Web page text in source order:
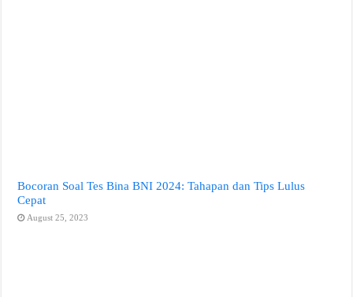
Bocoran Soal Tes Bina BNI 2024: Tahapan dan Tips Lulus
Cepat
August 25, 2023